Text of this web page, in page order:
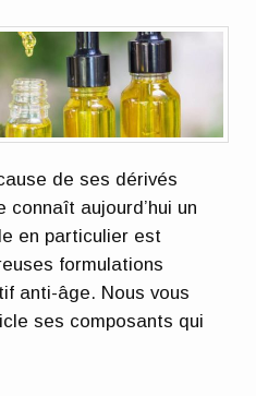
de ses dérivés
connaît aujourd’hui un
en particulier est
formulations
anti-âge. Nous vous
ses composants qui